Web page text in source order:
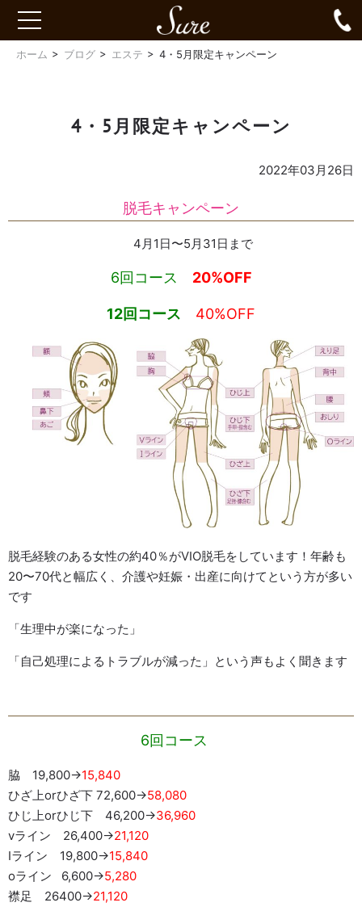
toggle
ホーム ブログ エステ 4・5月限定キャンペーン
4・5月限定キャンペーン
2022年03月26日
脱毛キャンペーン
4月1日〜5月31日まで
6回コース 20%OFF
12回コース 40%OFF
脱毛経験のある女性の約40％がVIO脱毛をしています！年齢も
20〜70代と幅広く、介護や妊娠・出産に向けてという方が多い
です
「生理中が楽になった」
「自己処理によるトラブルが減った」という声もよく聞きます
6回コース
脇 19,800→15,840
ひざ上orひざ下 72,600→58,080
ひじ上orひじ下 46,200→36,960
vライン 26,400→21,120
Iライン 19,800→15,840
oライン 6,600→5,280
襟足 26400→21,120